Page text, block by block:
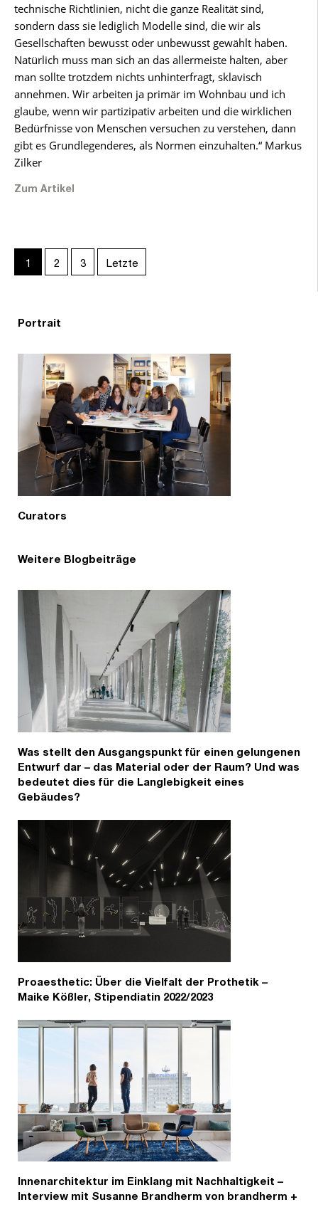
technische Richtlinien, nicht die ganze Realität sind,
sondern dass sie lediglich Modelle sind, die wir als
Gesellschaften bewusst oder unbewusst gewählt haben.
Natürlich muss man sich an das allermeiste halten, aber
man sollte trotzdem nichts unhinterfragt, sklavisch
annehmen. Wir arbeiten ja primär im Wohnbau und ich
glaube, wenn wir partizipativ arbeiten und die wirklichen
Bedürfnisse von Menschen versuchen zu verstehen, dann
gibt es Grundlegenderes, als Normen einzuhalten.“ Markus
Zilker
Zum Artikel
1 2 3 Letzte
Portrait
Curators
Weitere Blogbeiträge
Was stellt den Ausgangspunkt für einen gelungenen
Entwurf dar – das Material oder der Raum? Und was
bedeutet dies für die Langlebigkeit eines
Gebäudes?
Proaesthetic: Über die Vielfalt der Prothetik –
Maike Kößler, Stipendiatin 2022/2023
Innenarchitektur im Einklang mit Nachhaltigkeit –
Interview mit Susanne Brandherm von brandherm +